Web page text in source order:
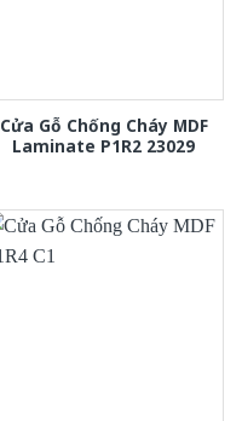
Cửa Gỗ Chống Cháy MDF
Laminate P1R2 23029